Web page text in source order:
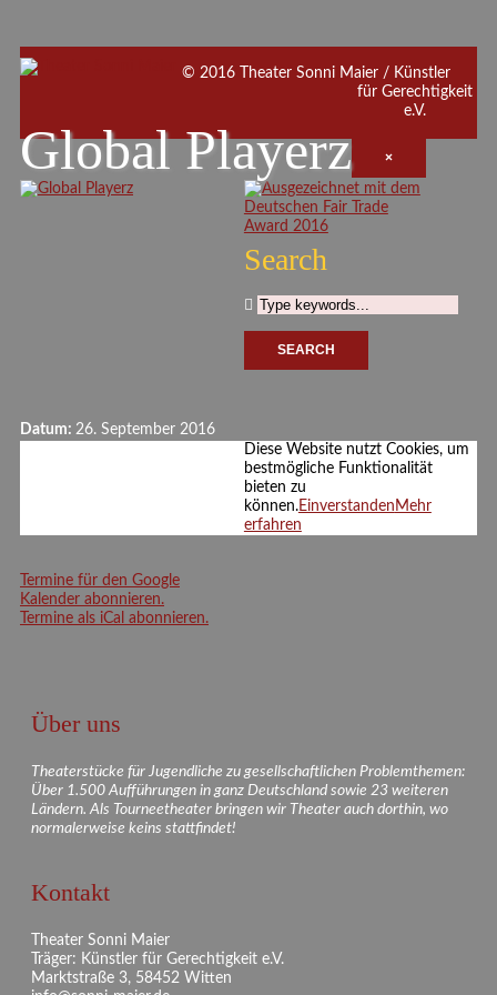
Global Playerz
Datum: 26. September 2016
Termine für den Google
Kalender abonnieren.
Termine als iCal abonnieren.
Über uns
Theaterstücke für Jugendliche zu gesellschaftlichen Problemthemen:
Über 1.500 Aufführungen in ganz Deutschland sowie 23 weiteren
Ländern. Als Tourneetheater bringen wir Theater auch dorthin, wo
normalerweise keins stattfindet!
Kontakt
Theater Sonni Maier
Träger: Künstler für Gerechtigkeit e.V.
Marktstraße 3, 58452 Witten
© 2016 Theater Sonni Maier / Künstler
für Gerechtigkeit
e.V.
×
Search
Diese Website nutzt Cookies, um
bestmögliche Funktionalität
bieten zu
können.Einverstanden Mehr
erfahren